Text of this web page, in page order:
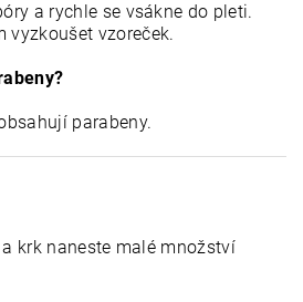
a rychle se vsákne do pleti.
vyzkoušet vzoreček.
parabeny.
krk naneste malé množství